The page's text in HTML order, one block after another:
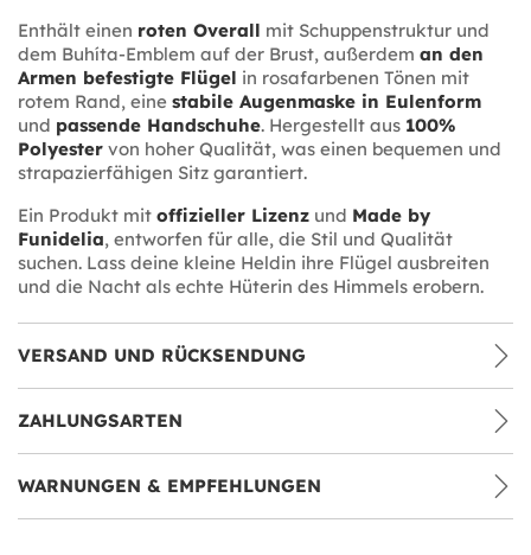
Enthält einen roten Overall mit Schuppenstruktur und
dem Buhíta-Emblem auf der Brust, außerdem an den
Armen befestigte Flügel in rosafarbenen Tönen mit
rotem Rand, eine stabile Augenmaske in Eulenform
und passende Handschuhe. Hergestellt aus 100%
Polyester von hoher Qualität, was einen bequemen und
strapazierfähigen Sitz garantiert.
Ein Produkt mit offizieller Lizenz und Made by
Funidelia, entworfen für alle, die Stil und Qualität
suchen. Lass deine kleine Heldin ihre Flügel ausbreiten
und die Nacht als echte Hüterin des Himmels erobern.
VERSAND UND RÜCKSENDUNG
ZAHLUNGSARTEN
WARNUNGEN & EMPFEHLUNGEN